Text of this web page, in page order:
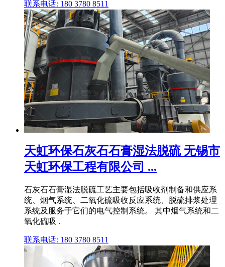
联系电话: 180 3780 8511
天虹环保石灰石石膏湿法脱硫 无锡市
天虹环保工程有限公司 ...
石灰石石膏湿法脱硫工艺主要包括吸收剂制备和供应系
统、烟气系统、二氧化硫吸收反应系统、脱硫排浆处理
系统及服务于它们的电气控制系统。 其中烟气系统和二
氧化硫吸 .
联系电话: 180 3780 8511